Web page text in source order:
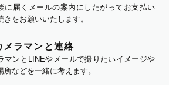
に届くメールの案内にしたがってお支払い
きをお願いいたします。
メラマンと連絡
マンとLINEやメールで撮りたいイメージや
所などを一緒に考えます。